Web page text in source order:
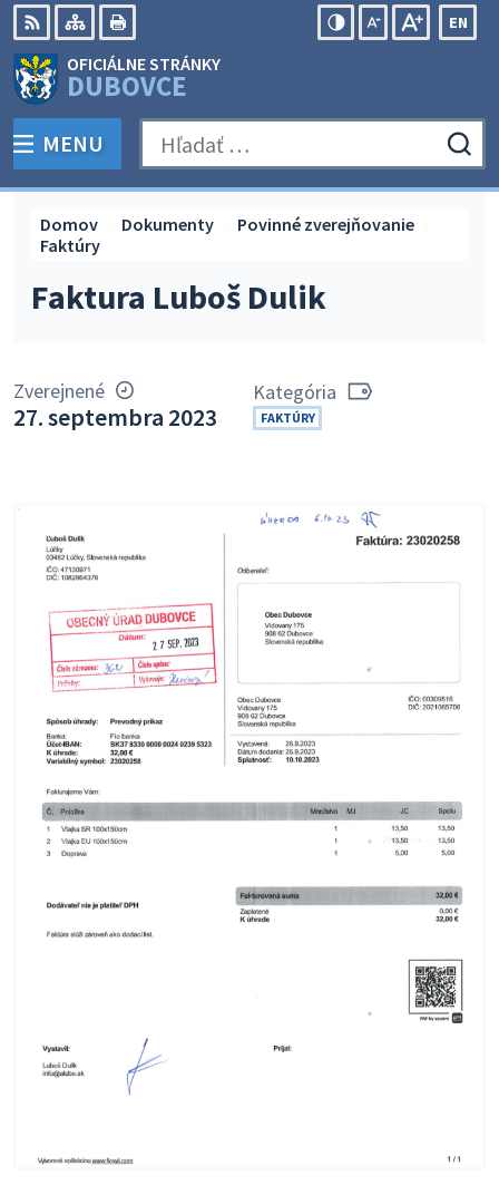
Preskočiť
na
obsah
RSS Mapa
EN
OFICIÁLNE STRÁNKY
DUBOVCE
PREPNÚŤ
MENU Hľadať:
Faktura Luboš Dulik
Domov Dokumenty
Povinné zverejňovanie
Faktúry
Zverejnené
27. septembra 2023
Kategória
FAKTÚRY